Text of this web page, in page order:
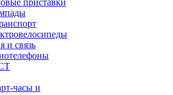
приставки
и связь
часы и